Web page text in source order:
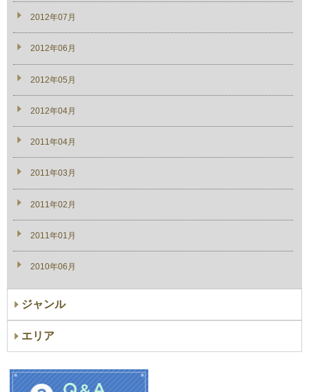
2012年07月
2012年06月
2012年05月
2012年04月
2011年04月
2011年03月
2011年02月
2011年01月
2010年06月
ジャンル
エリア